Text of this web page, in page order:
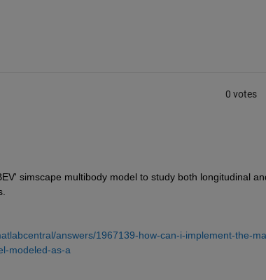
0 votes
simscape multibody model to study both longitudinal
answers/1967139-how-can-i-implement-the-
modeled-as-a